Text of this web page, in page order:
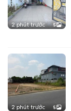
2 phút trước 5
2 phút trước 5